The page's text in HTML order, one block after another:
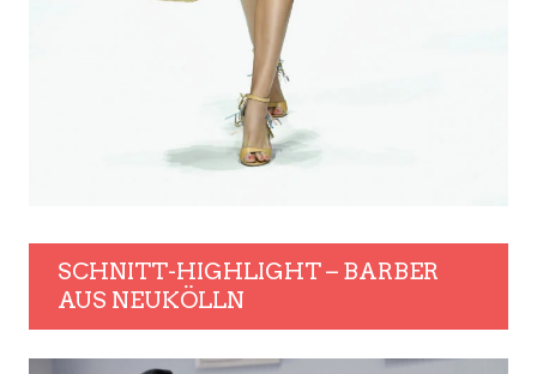
SCHNITT-HIGHLIGHT – BARBER
AUS NEUKÖLLN